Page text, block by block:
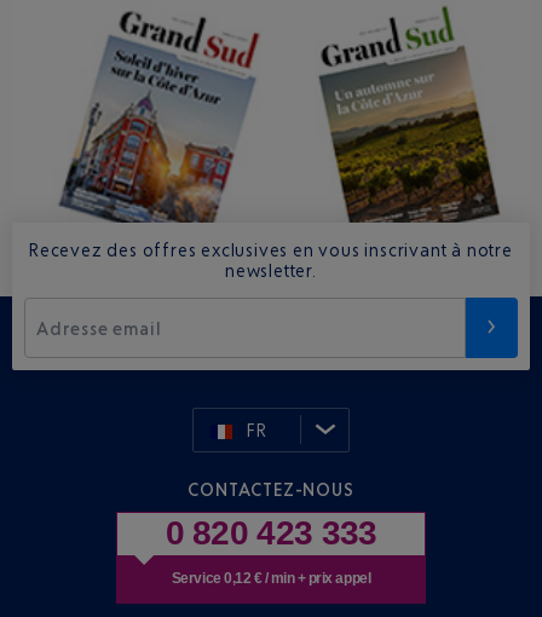
Recevez des offres exclusives en vous inscrivant à notre
newsletter.
Adresse email
FR
CONTACTEZ-NOUS
0 820 423 333
Service 0,12 € / min + prix appel